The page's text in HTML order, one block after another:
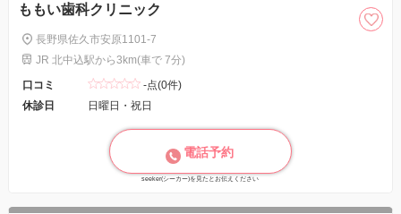
ももい歯科クリニック
長野県佐久市安原1101-7
JR 北中込駅から3km(車で 7分)
口コミ
-点(0件)
休診日
日曜日・祝日
電話予約
seeker(シーカー)を見たとお伝えください